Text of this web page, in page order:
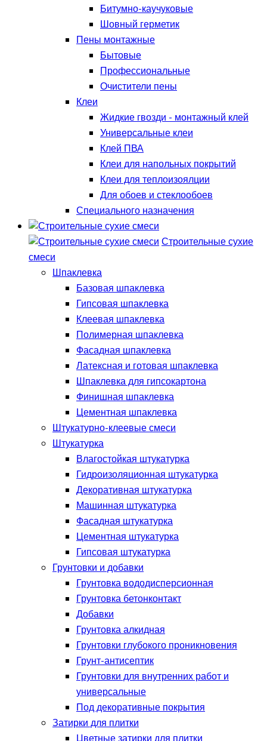
Битумно-каучуковые
Шовный герметик
Пены монтажные
Бытовые
Профессиональные
Очистители пены
Клеи
Жидкие гвозди - монтажный клей
Универсальные клеи
Клей ПВА
Клеи для напольных покрытий
Клеи для теплоизоялции
Для обоев и стеклообоев
Специального назначения
Строительные сухие
смеси
Шпаклевка
Базовая шпаклевка
Гипсовая шпаклевка
Клеевая шпаклевка
Полимерная шпаклевка
Фасадная шпаклевка
Латексная и готовая шпаклевка
Шпаклевка для гипсокартона
Финишная шпаклевка
Цементная шпаклевка
Штукатурно-клеевые смеси
Штукатурка
Влагостойкая штукатурка
Гидроизоляционная штукатурка
Декоративная штукатурка
Машинная штукатурка
Фасадная штукатурка
Цементная штукатурка
Гипсовая штукатурка
Грунтовки и добавки
Грунтовка вододисперсионная
Грунтовка бетонконтакт
Добавки
Грунтовка алкидная
Грунтовки глубокого проникновения
Грунт-антисептик
Грунтовки для внутренних работ и
универсальные
Под декоративные покрытия
Затирки для плитки